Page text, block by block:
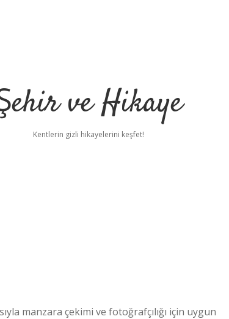
ve Hikaye
Kentlerin gizli hikayelerini keşfet!
manzara çekimi ve fotoğrafçılığı için uygun